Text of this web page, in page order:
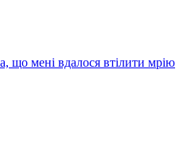
що мені вдалося втілити мрію